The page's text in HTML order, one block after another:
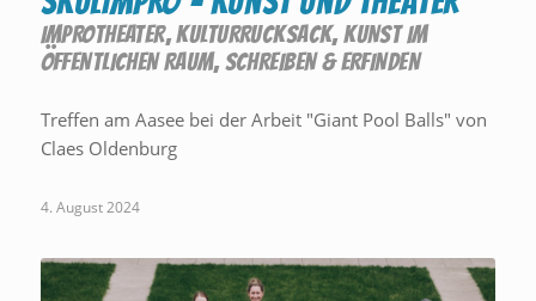
IMPROTHEATER,KULTURRUCKSACK,KUNST IM
ÖFFENTLICHEN RAUM, SCHREIBEN & ERFINDEN
Treffen am Aasee bei der Arbeit "Giant Pool Balls" von
Claes Oldenburg
4. August 2024